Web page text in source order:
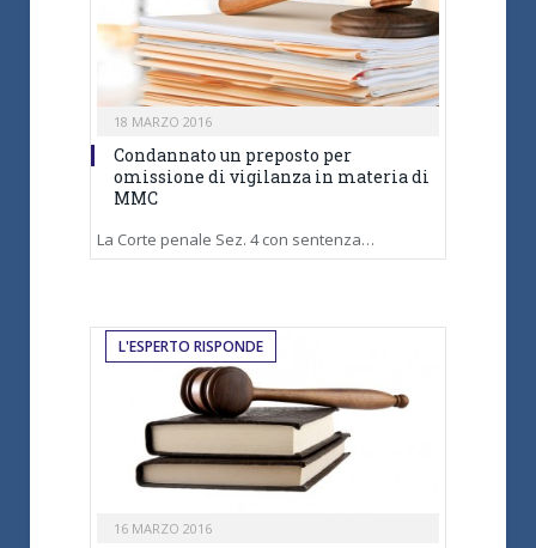
18 MARZO 2016
Condannato un preposto per
omissione di vigilanza in materia di
MMC
La Corte penale Sez. 4 con sentenza…
L'ESPERTO RISPONDE
16 MARZO 2016